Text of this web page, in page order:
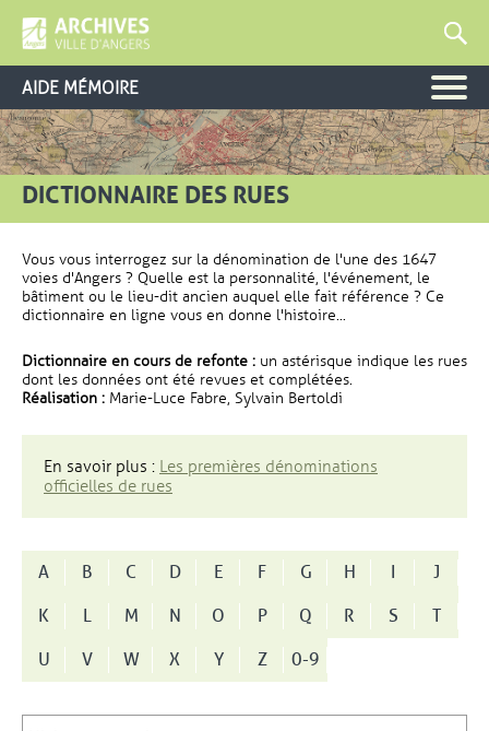
AIDE MÉMOIRE
DICTIONNAIRE DES RUES
Vous vous interrogez sur la dénomination de l'une des 1647
voies d'Angers ? Quelle est la personnalité, l'événement, le
bâtiment ou le lieu-dit ancien auquel elle fait référence ? Ce
dictionnaire en ligne vous en donne l'histoire...
Dictionnaire en cours de refonte : un astérisque indique les rues
dont les données ont été revues et complétées.
Réalisation : Marie-Luce Fabre, Sylvain Bertoldi
En savoir plus : Les premières dénominations
officielles de rues
A B C D E F G H I
J
K
L M N O P Q R S
T
U
V W X Y Z 0-9